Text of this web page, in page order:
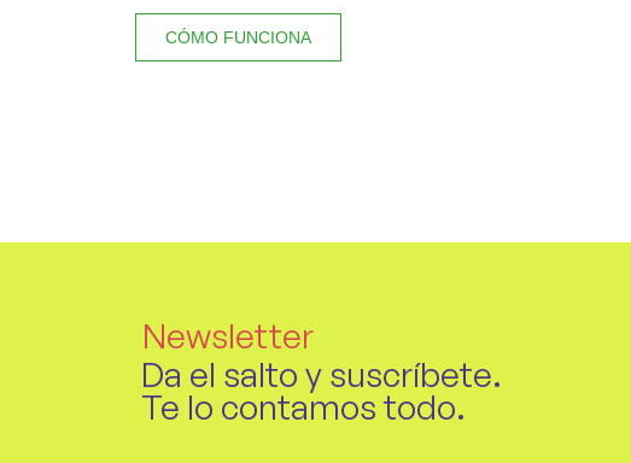
CÓMO FUNCIONA
Newsletter
Da el salto y suscríbete.
Te lo contamos todo.